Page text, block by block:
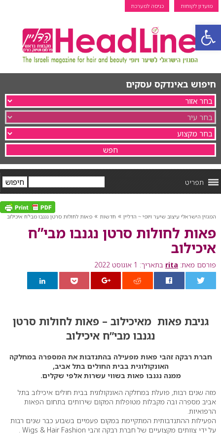
פתח סרגל נגישות
מועדון לקוחות כניסה למערכת
חיפוש באינדקס עסקים
תפריט
המגזין הישראלי עיצוב שיער ויופי ~ הדליין » חדשות » פאות לחולות סרטן נגנבו מבי”ח איכילוב
פאות לחולות סרטן נגנבו מבי”ח
איכילוב
פורסם מאת: rita בתאריך: 1 אוגוסט 2022
גניבת פאות מאיכילוב – פאות לחולות סרטן
נגנבו מבי”ח איכילוב
חברת רבקה זהבי פאות מפעילה בהתנדבות את המספרה במחלקה
האונקולוגית בבית החולים בתל אביב,
ממנה נגנבו פאות בשווי עשרות אלפי שקלים.
מזה שנים רבות, פועלת במחלקה האונקולוגית בבית חולים איכילוב בתל
אביב מספרה ובה מקבלות מטופלות המקום שירותים בתחום הפאות
הרפואיות.
הפעילות ההתנדבותית המתקיימת במקום פעמיים בשבוע כבר שנים רבות
על ידי צוותים מקצועיים של חברת רבקה זהבי Wigs & Hair Fashion .